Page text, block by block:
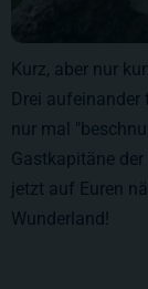
Kurz, aber nur
Drei aufeinander
nur mal
Gastkapitäne
jetzt auf Euren
Wunderland!